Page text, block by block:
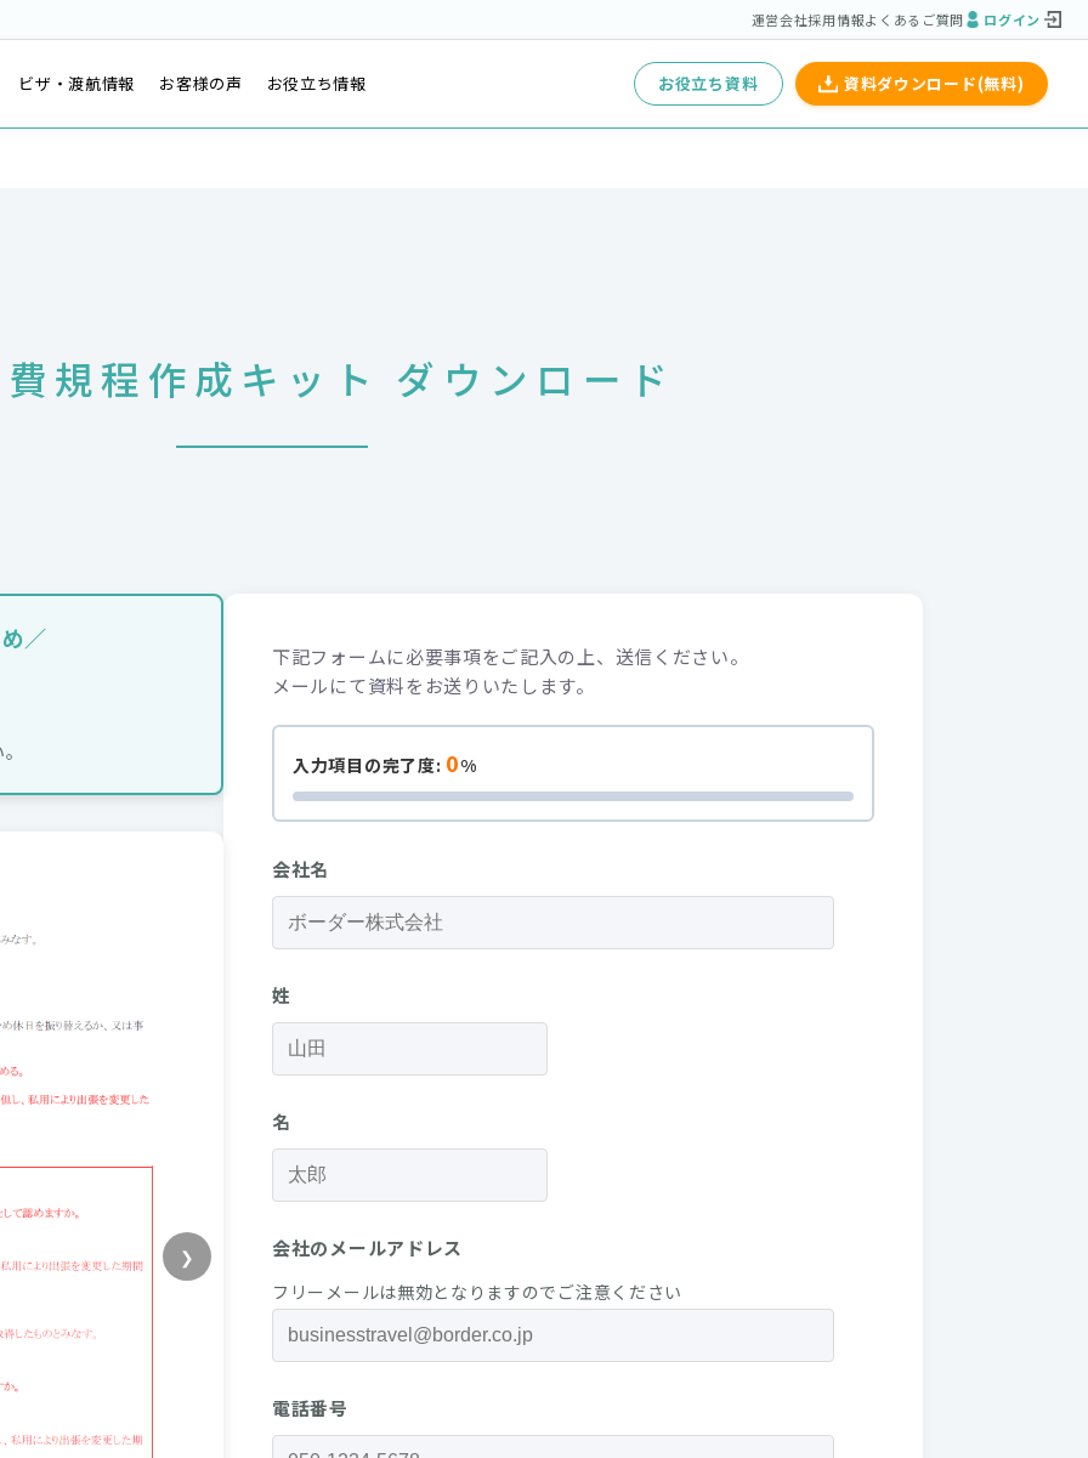
運営会社採用情報よくあるご質問 ログイン
ビザ・渡航情報 お客様の声 お役立ち情報 お役立ち資料 資料ダウンロード(無料)
規程作成キット ダウンロード
／
❯
入力項目の完了度: 0%
会社名
姓
名
会社のメールアドレス
フリーメールは無効となりますのでご注意ください
電話番号